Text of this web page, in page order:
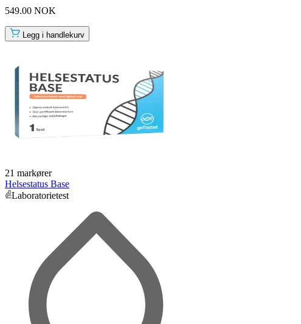
549.00 NOK
Legg i handlekurv
21 markører
Helsestatus Base
Laboratorietest